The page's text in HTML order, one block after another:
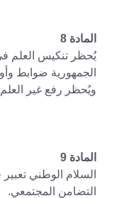
المادة 8
يُحظر تنكيس العلم
الجمهورية ضوابط
ويُحظر رفع غير
المادة 9
السلام الوطني
التضامن المجتمعي.